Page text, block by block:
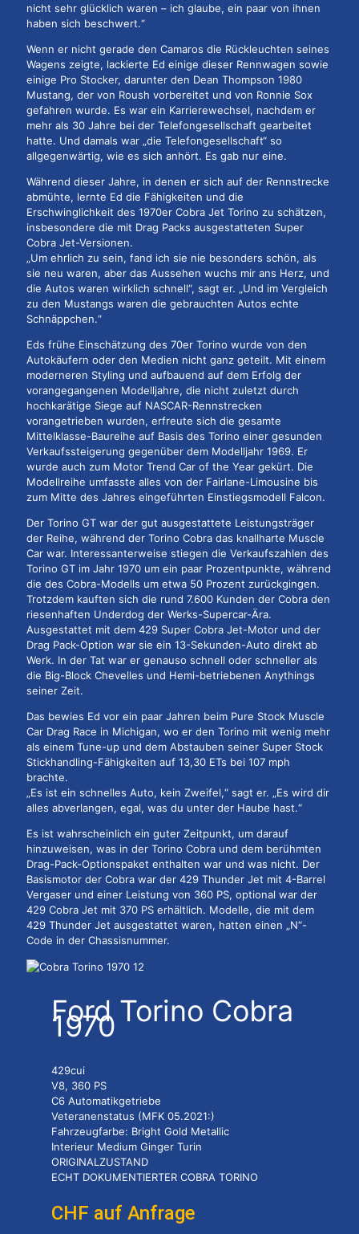
nicht sehr glücklich waren – ich glaube, ein paar von ihnen
haben sich beschwert.“
Wenn er nicht gerade den Camaros die Rückleuchten seines
Wagens zeigte, lackierte Ed einige dieser Rennwagen sowie
einige Pro Stocker, darunter den Dean Thompson 1980
Mustang, der von Roush vorbereitet und von Ronnie Sox
gefahren wurde. Es war ein Karrierewechsel, nachdem er
mehr als 30 Jahre bei der Telefongesellschaft gearbeitet
hatte. Und damals war „die Telefongesellschaft“ so
allgegenwärtig, wie es sich anhört. Es gab nur eine.
Während dieser Jahre, in denen er sich auf der Rennstrecke
abmühte, lernte Ed die Fähigkeiten und die
Erschwinglichkeit des 1970er Cobra Jet Torino zu schätzen,
insbesondere die mit Drag Packs ausgestatteten Super
Cobra Jet-Versionen.
„Um ehrlich zu sein, fand ich sie nie besonders schön, als
sie neu waren, aber das Aussehen wuchs mir ans Herz, und
die Autos waren wirklich schnell“, sagt er. „Und im Vergleich
zu den Mustangs waren die gebrauchten Autos echte
Schnäppchen.“
Eds frühe Einschätzung des 70er Torino wurde von den
Autokäufern oder den Medien nicht ganz geteilt. Mit einem
moderneren Styling und aufbauend auf dem Erfolg der
vorangegangenen Modelljahre, die nicht zuletzt durch
hochkarätige Siege auf NASCAR-Rennstrecken
vorangetrieben wurden, erfreute sich die gesamte
Mittelklasse-Baureihe auf Basis des Torino einer gesunden
Verkaufssteigerung gegenüber dem Modelljahr 1969. Er
wurde auch zum Motor Trend Car of the Year gekürt. Die
Modellreihe umfasste alles von der Fairlane-Limousine bis
zum Mitte des Jahres eingeführten Einstiegsmodell Falcon.
Der Torino GT war der gut ausgestattete Leistungsträger
der Reihe, während der Torino Cobra das knallharte Muscle
Car war. Interessanterweise stiegen die Verkaufszahlen des
Torino GT im Jahr 1970 um ein paar Prozentpunkte, während
die des Cobra-Modells um etwa 50 Prozent zurückgingen.
Trotzdem kauften sich die rund 7.600 Kunden der Cobra den
riesenhaften Underdog der Werks-Supercar-Ära.
Ausgestattet mit dem 429 Super Cobra Jet-Motor und der
Drag Pack-Option war sie ein 13-Sekunden-Auto direkt ab
Werk. In der Tat war er genauso schnell oder schneller als
die Big-Block Chevelles und Hemi-betriebenen Anythings
seiner Zeit.
Das bewies Ed vor ein paar Jahren beim Pure Stock Muscle
Car Drag Race in Michigan, wo er den Torino mit wenig mehr
als einem Tune-up und dem Abstauben seiner Super Stock
Stickhandling-Fähigkeiten auf 13,30 ETs bei 107 mph
brachte.
„Es ist ein schnelles Auto, kein Zweifel,“ sagt er. „Es wird dir
alles abverlangen, egal, was du unter der Haube hast.“
Es ist wahrscheinlich ein guter Zeitpunkt, um darauf
hinzuweisen, was in der Torino Cobra und dem berühmten
Drag-Pack-Optionspaket enthalten war und was nicht. Der
Basismotor der Cobra war der 429 Thunder Jet mit 4-Barrel
Vergaser und einer Leistung von 360 PS, optional war der
429 Cobra Jet mit 370 PS erhältlich. Modelle, die mit dem
429 Thunder Jet ausgestattet waren, hatten einen „N“-
Code in der Chassisnummer.
Ford Torino Cobra
1970
429cui
V8, 360 PS
C6 Automatikgetriebe
Veteranenstatus (MFK 05.2021:)
Fahrzeugfarbe: Bright Gold Metallic
Interieur Medium Ginger Turin
ORIGINALZUSTAND
ECHT DOKUMENTIERTER COBRA TORINO
CHF auf Anfrage